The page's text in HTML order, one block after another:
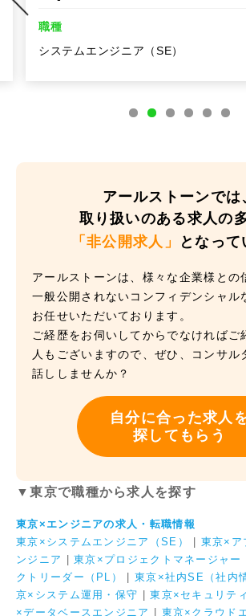
職種
システムエンジニア（SE）
アールストーンでは
取り扱いのある求人の
「非公開求人」
となって
アールストーンは、様々な企業様との
一般公開されないコンフィデンシャル
お任せいただいております。
ご経歴をお伺いしてからでなければご
人もございますので、ぜひ、コンサル
話ししませんか？
自分に合った求人
探してもらう
▼東京で職種から求人を探す
東京×エンジニアの求人・転職情報
東京×システムエンジニア（SE）
東京×ア
ンジニア
|東京×プロジェクトマネージャー
クトリーダー（PL）
東京×社内SE（社内
京×システム運用・保守 |東京×セキュリテ
×データベースエンジニア
東京×クラウド